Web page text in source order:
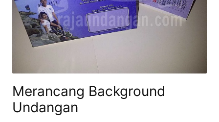
Merancang Background
Undangan